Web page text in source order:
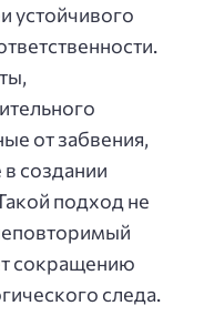
устойчивого
от забвения,
создании
подход не
сокращению
следа.